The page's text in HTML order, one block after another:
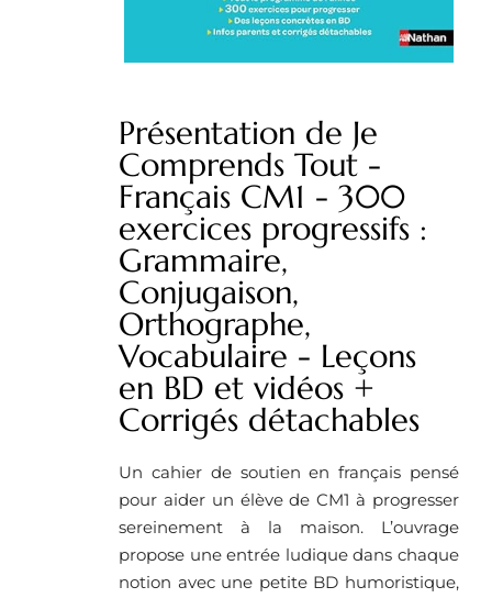
Présentation de Je
Comprends Tout -
Français CM1 - 300
exercices progressifs :
Grammaire,
Conjugaison,
Orthographe,
Vocabulaire - Leçons
en BD et vidéos +
Corrigés détachables
Un cahier de soutien en français pensé
pour aider un élève de CM1 à progresser
sereinement à la maison. L’ouvrage
propose une entrée ludique dans chaque
notion avec une petite BD humoristique,